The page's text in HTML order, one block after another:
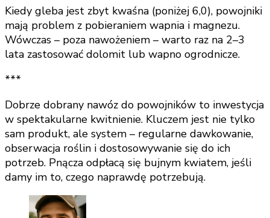
Kiedy gleba jest zbyt kwaśna (poniżej 6,0), powojniki
mają problem z pobieraniem wapnia i magnezu.
Wówczas – poza nawożeniem – warto raz na 2–3
lata zastosować dolomit lub wapno ogrodnicze.
***
Dobrze dobrany nawóz do powojników to inwestycja
w spektakularne kwitnienie. Kluczem jest nie tylko
sam produkt, ale system – regularne dawkowanie,
obserwacja roślin i dostosowywanie się do ich
potrzeb. Pnącza odpłacą się bujnym kwiatem, jeśli
damy im to, czego naprawdę potrzebują.